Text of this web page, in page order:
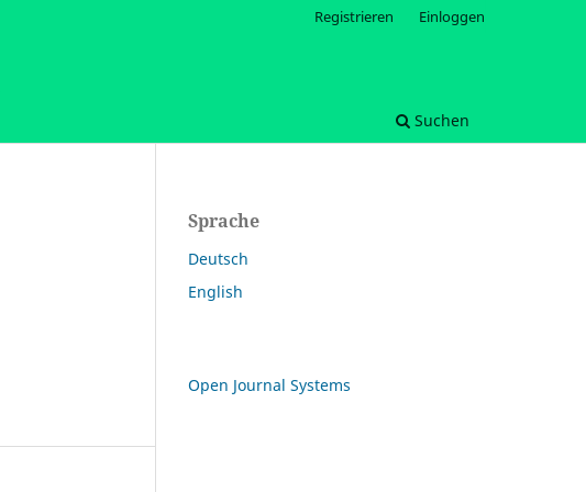
Suchen
Registrieren Einloggen
Sprache
Deutsch
English
Open Journal Systems